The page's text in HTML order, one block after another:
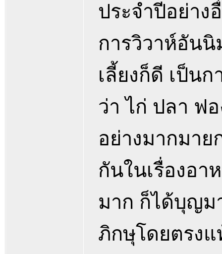
ประจำปีอย่าง
การวิวาห์อัน
เลี้ยงก็ดี เป็น
ว่า ไก่ ปลา ฟ
อย่างมากมาย
กันในเรื่องอา
มาก ก็ได้บุญม
ภิกษุโดยตรงแ